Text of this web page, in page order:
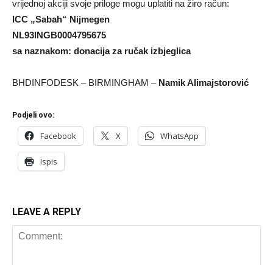
vrijednoj akciji svoje priloge mogu uplatiti na žiro račun:
ICC „Sabah“ Nijmegen
NL93INGB0004795675
sa naznakom: donacija za ručak izbjeglica
BHDINFODESK – BIRMINGHAM – Namik Alimajstorović
Podjeli ovo:
Facebook X WhatsApp
Ispis
LEAVE A REPLY